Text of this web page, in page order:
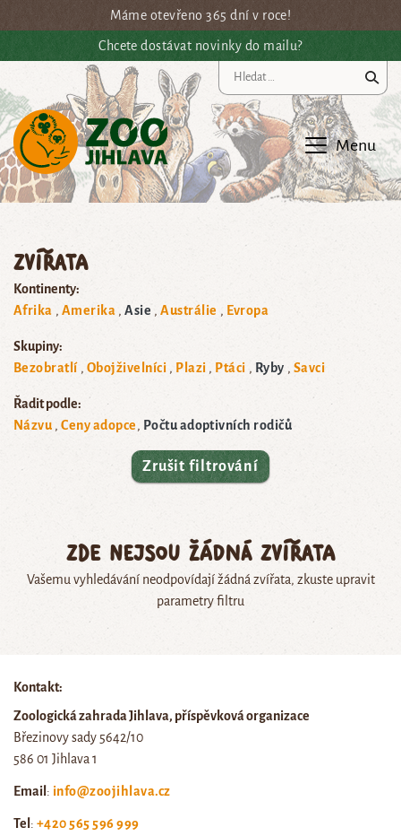
Přejít na hlavní obsahMáme otevřeno 365 dní v roce!
Chcete dostávat novinky do mailu?
Menu
Zvířata
Kontinenty:
Afrika
Amerika Asie Austrálie Evropa
Skupiny:
Bezobratlí
Obojživelníci Plazi Ptáci Ryby Savci
Řadit podle:
Názvu
Ceny adopce Počtu adoptivních rodičů
Zrušit filtrování
Zde nejsou žádná zvířata
Vašemu vyhledávání neodpovídají žádná zvířata, zkuste upravit
parametry filtru
Kontakt:
Zoologická zahrada Jihlava, příspěvková organizace
Březinovy sady 5642/10
586 01 Jihlava 1
Email : info@zoojihlava.cz
Tel : +420 565 596 999